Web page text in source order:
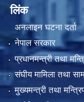
लिंक
अनलाइन घटना दर्ता
नेपाल सरकार
प्रधानमन्त्री तथा
संघीय मामिला तथा
मुख्यमन्त्री तथा